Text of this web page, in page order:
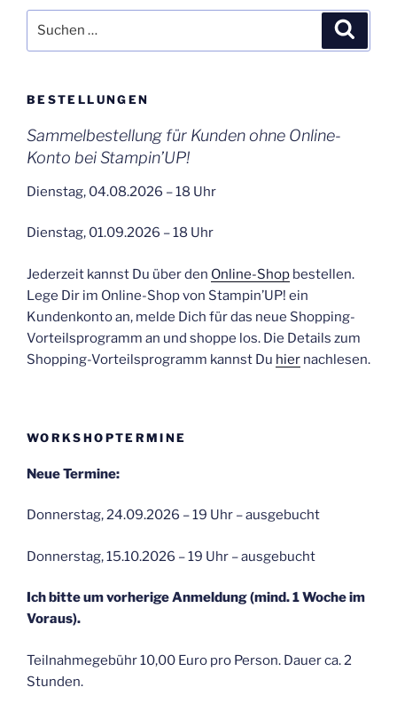
nach:
BESTELLUNGEN
Sammelbestellung für Kunden ohne Online-
Konto bei Stampin’UP!
Dienstag, 04.08.2026 – 18 Uhr
Dienstag, 01.09.2026 – 18 Uhr
Jederzeit kannst Du über den Online-Shop bestellen.
Lege Dir im Online-Shop von Stampin’UP! ein
Kundenkonto an, melde Dich für das neue Shopping-
Vorteilsprogramm an und shoppe los. Die Details zum
Shopping-Vorteilsprogramm kannst Du hier nachlesen.
WORKSHOPTERMINE
Neue Termine:
Donnerstag, 24.09.2026 – 19 Uhr – ausgebucht
Donnerstag, 15.10.2026 – 19 Uhr – ausgebucht
Ich bitte um vorherige Anmeldung (mind. 1 Woche im
Voraus).
Teilnahmegebühr 10,00 Euro pro Person. Dauer ca. 2
Stunden.